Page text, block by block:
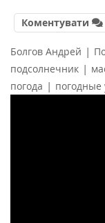
Коментувати
Болгов Андрей |
подсолнечник |
погода | погодные